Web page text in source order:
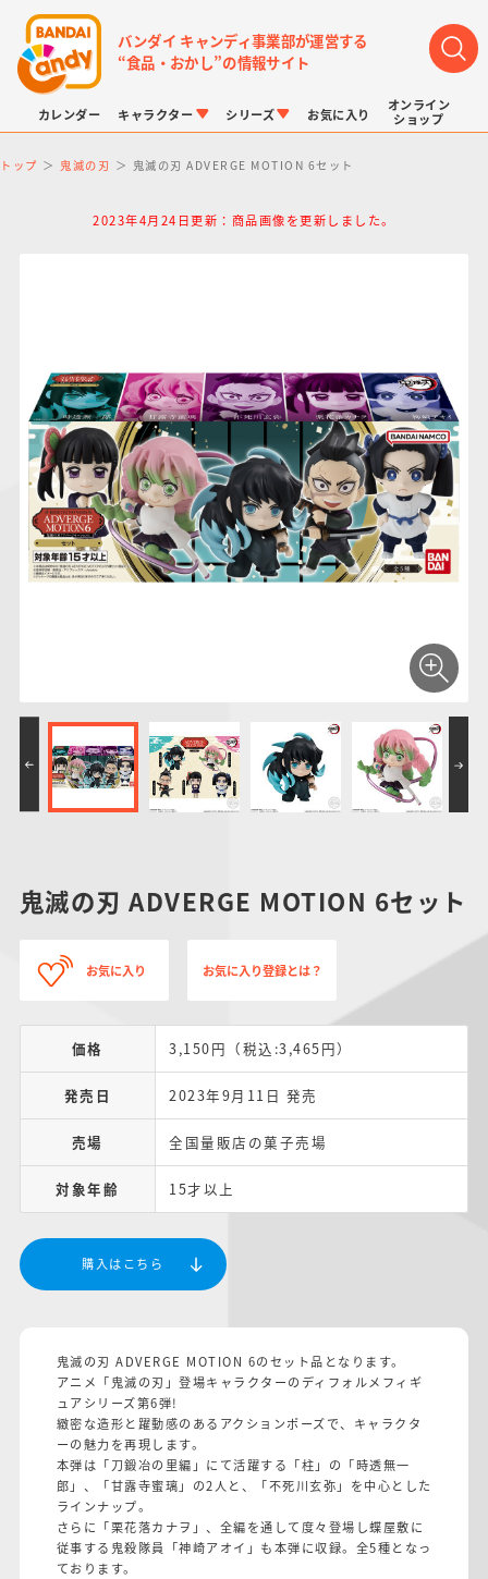
バンダイ キャンディ事業部が運営する
“食品・おかし”の情報サイト
カレンダー キャラクター
仮面ライダーシリー
ズ
スーパー戦隊シリー
ズ
ガンダムシリーズ アンパンマン
ーズ
たまご
シリーズ
キャラパキ
にふぉるめーしょん
＆スクエアシール
ポケモンスケールワ
ールド
わ
お気に入り
オンライン
ショップ
トップ 鬼滅の刃 鬼滅の刃 ADVERGE MOTION 6セット
2023年4月24日更新：商品画像を更新しました。
鬼滅の刃 ADVERGE MOTION 6セット
お気に入り お気に入り登録とは？
価格 3,150円（税込:3,465円）
発売日 2023年9月11日 発売
売場 全国量販店の菓子売場
対象年齢 15才以上
購入はこちら
鬼滅の刃 ADVERGE MOTION 6のセット品となります。
アニメ「鬼滅の刃」登場キャラクターのディフォルメフィギ
ュアシリーズ第6弾!
緻密な造形と躍動感のあるアクションポーズで、キャラクタ
ーの魅力を再現します。
本弾は「刀鍛冶の里編」にて活躍する「柱」の「時透無一
郎」、「甘露寺蜜璃」の2人と、「不死川玄弥」を中心とした
ラインナップ。
さらに「栗花落カナヲ」、全編を通して度々登場し蝶屋敷に
従事する鬼殺隊員「神崎アオイ」も本弾に収録。全5種となっ
ております。